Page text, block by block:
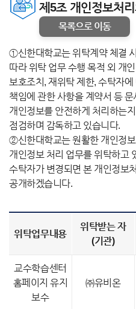
제5조 개인정보처
목록으로 이동
①신한대학교는 위탁계약 체결 시
따라 위탁 업무 수행 목적 외 개
보호조치, 재위탁 제한, 수탁자
책임에 관한 사항을 계약서 등
개인정보를 안전하게 처리하는
점검하며 감독하고 있습니다.
②신한대학교는 원활한 개인정
개인정보 처리 업무를 위탁하고
수탁자가 변경되면 본 개인정보
공개하겠습니다.
위탁업무내용
위탁받는 자
(기관)
교수학습센터
홈페이지 유지
보수
㈜유비온